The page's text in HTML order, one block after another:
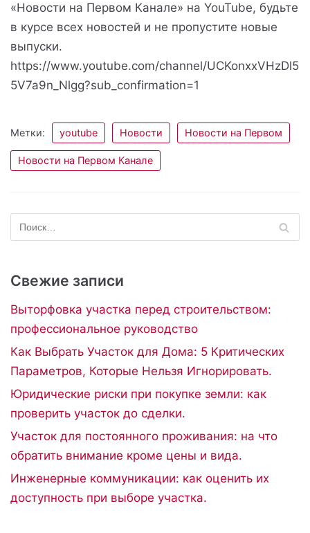
«Новости на Первом Канале» на YouTube, будьте
в курсе всех новостей и не пропустите новые
выпуски.
https://www.youtube.com/channel/UCKonxxVHzDl5
5V7a9n_Nlgg?sub_confirmation=1
Метки: youtube Новости Новости на Первом
Новости на Первом Канале
Свежие записи
Выторфовка участка перед строительством:
профессиональное руководство
Как Выбрать Участок для Дома: 5 Критических
Параметров, Которые Нельзя Игнорировать.
Юридические риски при покупке земли: как
проверить участок до сделки.
Участок для постоянного проживания: на что
обратить внимание кроме цены и вида.
Инженерные коммуникации: как оценить их
доступность при выборе участка.